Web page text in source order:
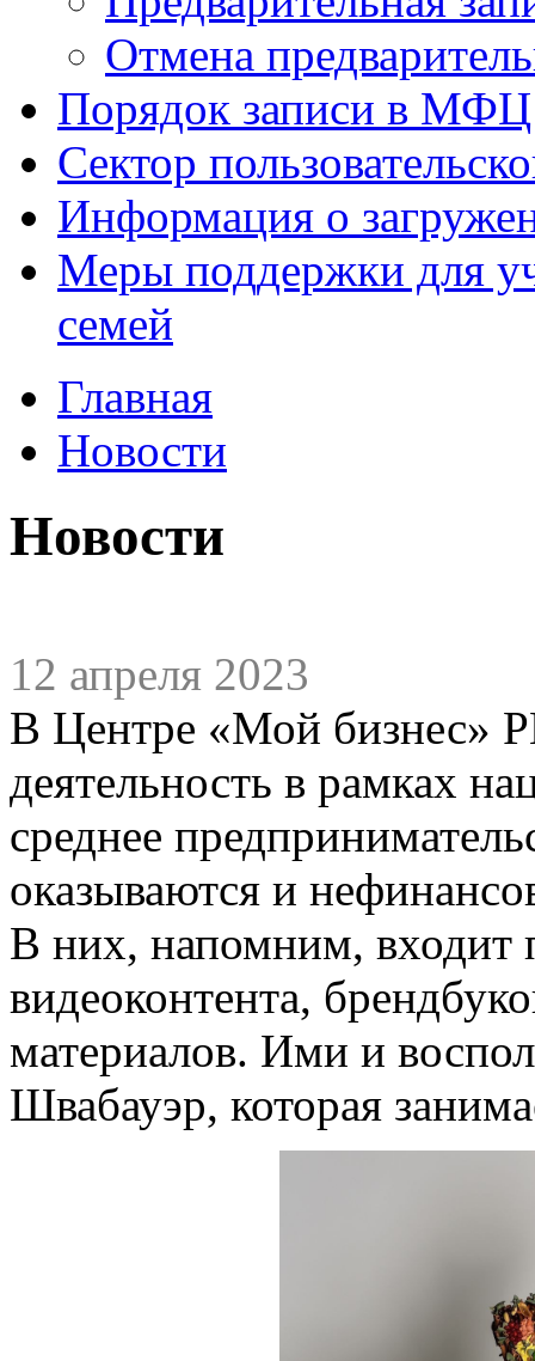
Отмена
Порядок записи в МФЦ
Сектор
Информация о
Меры поддержки для
семей
Главная
Новости
Новости
12 апреля 2023
В Центре «Мой бизнес»
деятельность в рамках
среднее
оказываются и
В них, напомним, входит
видеоконтента,
материалов. Ими и
Швабауэр, которая